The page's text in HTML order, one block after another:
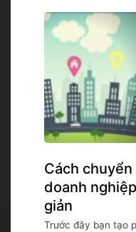
Cách
doanh
giản
Trước đây bạn tạo